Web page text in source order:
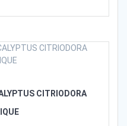
CITRIODORA